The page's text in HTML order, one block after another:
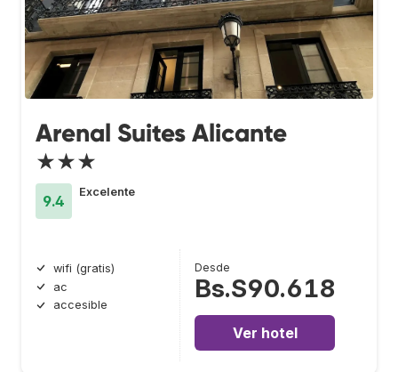
Arenal Suites Alicante
★★★
9.4
Excelente
wifi (gratis)
ac
accesible
Desde
Bs.S90.618
Ver hotel